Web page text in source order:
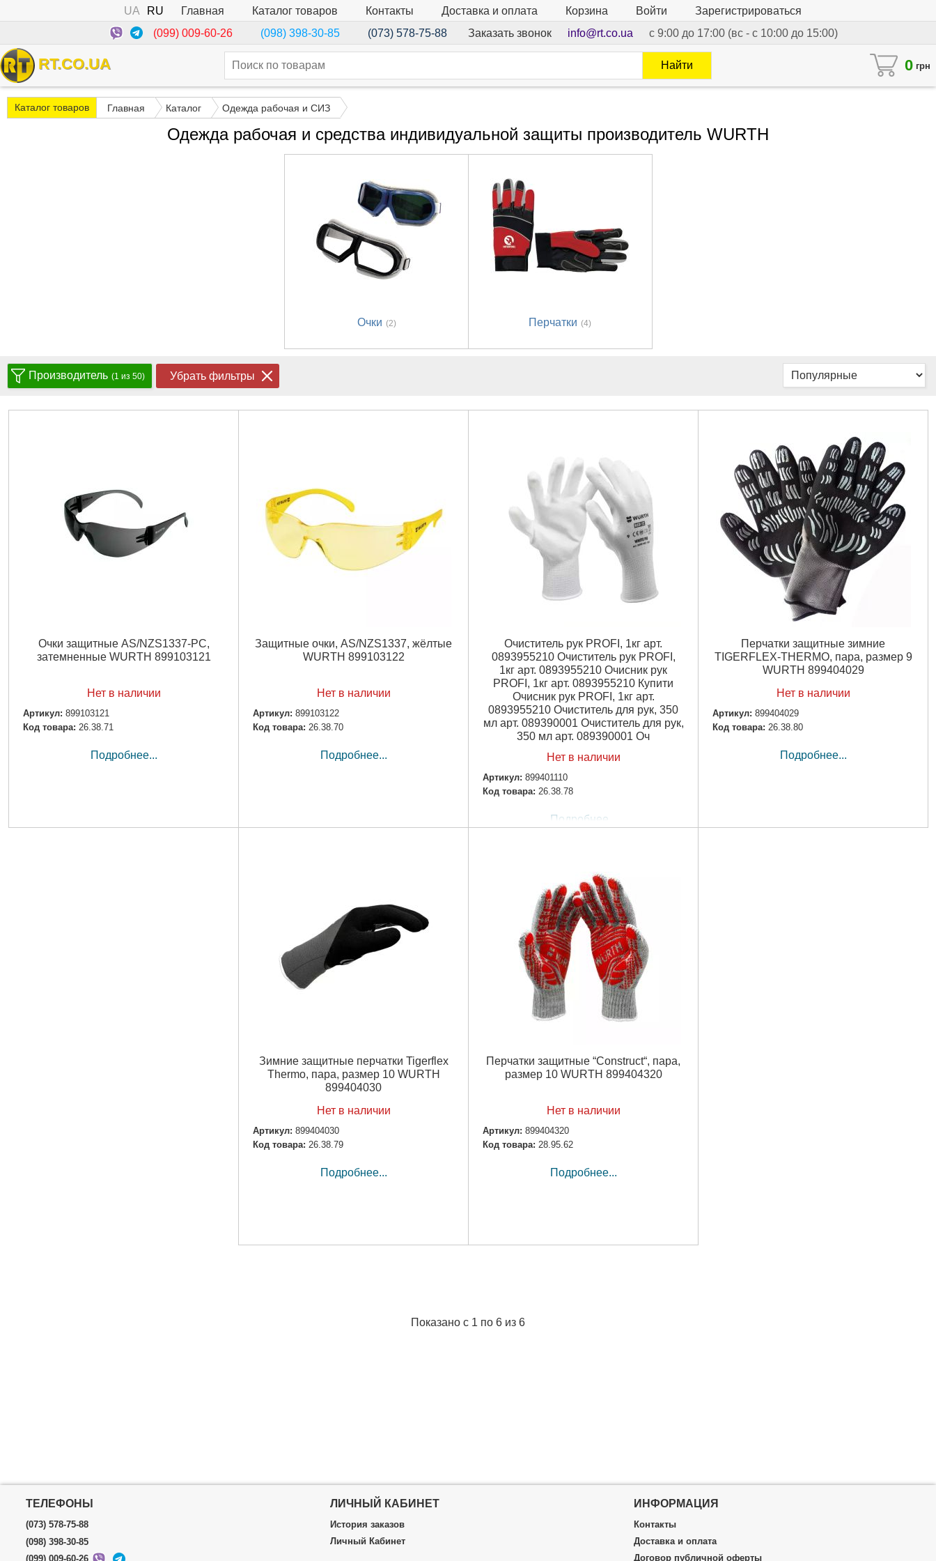
UA RU Главная Каталог товаров Контакты Доставка и оплата Корзина Войти
Зарегистрироваться
(099) 009-60-26
(098) 398-30-85 (073) 578-75-88 Заказать звонок info@rt.co.ua с 9:00 до 17:00 (вс - с 10:00 до 15:00)
RT.CO.UA 0 грн
Найти
Каталог товаров Главная Каталог Одежда рабочая и СИЗ
Одежда рабочая и средства индивидуальной защиты производитель WURTH
Очки (2) Перчатки (4)
Производитель (1 из 50) Убрать фильтры
Очки защитные AS/NZS1337-PC,
затемненные WURTH 899103121
Нет в наличии
Артикул: 899103121
Код товара: 26.38.71
Подробнее...
Защитные очки, AS/NZS1337, жёлтые
WURTH 899103122
Нет в наличии
Артикул: 899103122
Код товара: 26.38.70
Подробнее...
Очиститель рук PROFI, 1кг арт.
0893955210 Очиститель рук PROFI,
1кг арт. 0893955210 Очисник рук
PROFI, 1кг арт. 0893955210 Купити
Очисник рук PROFI, 1кг арт.
0893955210 Очиститель для рук, 350
мл арт. 089390001 Очиститель для рук,
350 мл арт. 089390001 Оч
Нет в наличии
Артикул: 899401110
Код товара: 26.38.78
Подробнее...
Перчатки защитные зимние
TIGERFLEX-THERMO, пара, размер 9
WURTH 899404029
Нет в наличии
Артикул: 899404029
Код товара: 26.38.80
Подробнее...
Зимние защитные перчатки Tigerflex
Thermo, пара, размер 10 WURTH
899404030
Нет в наличии
Артикул: 899404030
Код товара: 26.38.79
Подробнее...
Перчатки защитные “Construct“, пара,
размер 10 WURTH 899404320
Нет в наличии
Артикул: 899404320
Код товара: 28.95.62
Подробнее...
Показано с 1 по 6 из 6
ТЕЛЕФОНЫ
(073) 578-75-88
(098) 398-30-85
(099) 009-60-26
ЛИЧНЫЙ КАБИНЕТ
История заказов
Личный Кабинет
ИНФОРМАЦИЯ
Контакты
Доставка и оплата
Договор публичной оферты